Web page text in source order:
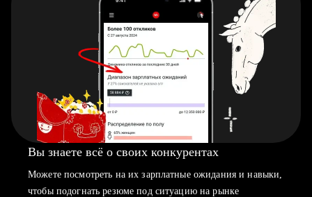
Вы знаете всё о своих конкурентах
Можете посмотреть на их зарплатные ожидания и навыки,
чтобы подогнать резюме под ситуацию на рынке